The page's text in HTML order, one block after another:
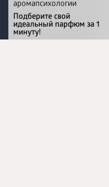
Перейти на сайт
аромапсихологии
Подберите свой
идеальный парфюм за 1
минуту!